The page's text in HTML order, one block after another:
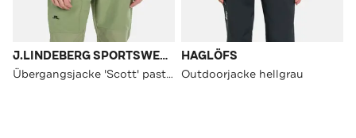
J.LINDEBERG SPORTSWEAR
Übergangsjacke 'Scott' pastellgrün
HAGLÖFS
Outdoorjacke hellgrau